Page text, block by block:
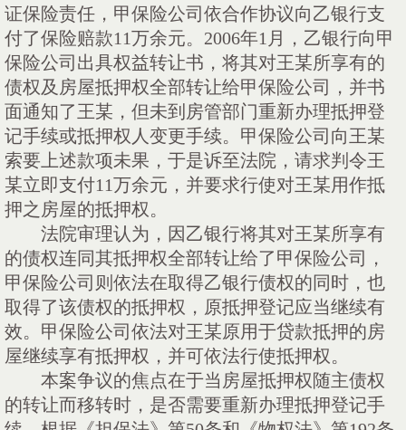
证保险责任，甲保险公司依合作协议向乙银行支
付了保险赔款11万余元。2006年1月，乙银行向甲
保险公司出具权益转让书，将其对王某所享有的
债权及房屋抵押权全部转让给甲保险公司，并书
面通知了王某，但未到房管部门重新办理抵押登
记手续或抵押权人变更手续。甲保险公司向王某
索要上述款项未果，于是诉至法院，请求判令王
某立即支付11万余元，并要求行使对王某用作抵
押之房屋的抵押权。
法院审理认为，因乙银行将其对王某所享有
的债权连同其抵押权全部转让给了甲保险公司，
甲保险公司则依法在取得乙银行债权的同时，也
取得了该债权的抵押权，原抵押登记应当继续有
效。甲保险公司依法对王某原用于贷款抵押的房
屋继续享有抵押权，并可依法行使抵押权。
本案争议的焦点在于当房屋抵押权随主债权
的转让而移转时，是否需要重新办理抵押登记手